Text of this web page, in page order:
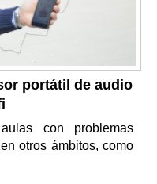
portátil de audio
con problemas
otros ámbitos, como